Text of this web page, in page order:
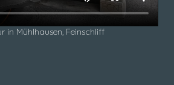
in Mühlhausen, Feinschliff